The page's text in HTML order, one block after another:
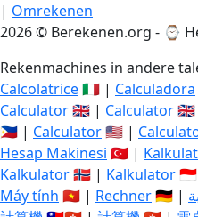
| Omrekenen
2026 © Berekenen.org - ⌚
Rekenmachines in andere
Calcolatrice🇮🇹 | Calculadora
Calculator🇬🇧 | Calculator
🇵🇭 | Calculator🇺🇸 |
Hesap Makinesi 🇹🇷 |
Kalkulator🇳🇴 | Kalkulator
Máy tính 🇻🇳 | Rechner🇩🇪 |